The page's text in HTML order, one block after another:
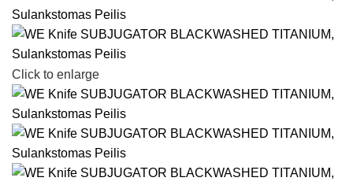
Click to enlarge